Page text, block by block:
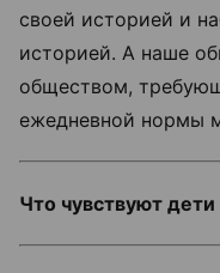
своей историей и
историей. А наше
обществом,
ежедневной нормы
Что чувствуют дети